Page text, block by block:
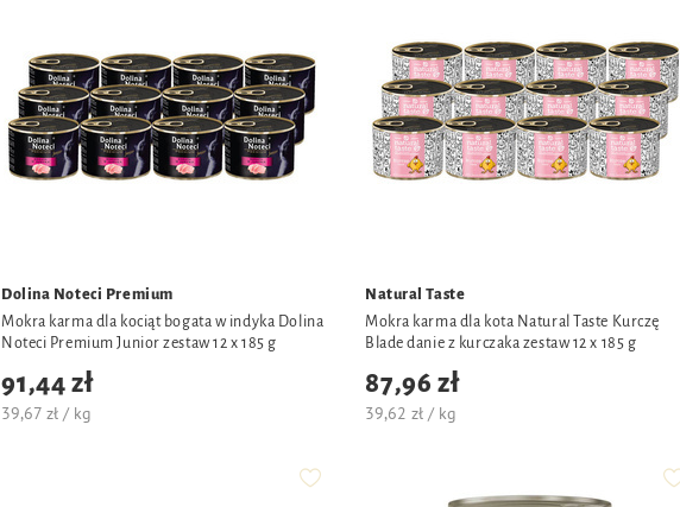
Dolina Noteci Premium
Mokra karma dla kociąt bogata w indyka Dolina
Noteci Premium Junior zestaw 12 x 185 g
91,44 zł
39,67 zł / kg
Natural Taste
Mokra karma dla kota Natural Taste Kurczę
Blade danie z kurczaka zestaw 12 x 185 g
87,96 zł
39,62 zł / kg